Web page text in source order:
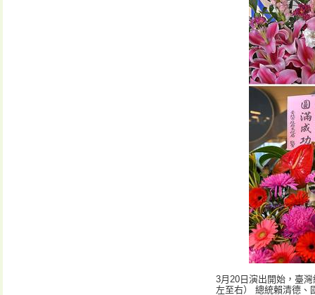
3月20日演出開始，臺
左至右） 總統賴清德、